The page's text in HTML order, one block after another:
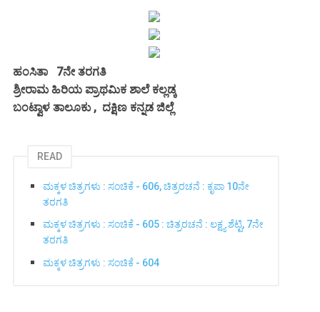
ಹಂಸಿತಾ 7ನೇ ತರಗತಿ
ಶ್ರೀರಾಮ ಹಿರಿಯ ಪ್ರಾಥಮಿಕ ಶಾಲೆ ಕಲ್ಲಡ್ಕ
ಬಂಟ್ವಾಳ ತಾಲೂಕು , ದಕ್ಷಿಣ ಕನ್ನಡ ಜಿಲ್ಲೆ
READ
ಮಕ್ಕಳ ಚಿತ್ರಗಳು : ಸಂಚಿಕೆ - 606, ಚಿತ್ರರಚನೆ : ಕೃಪಾ 10ನೇ
ತರಗತಿ
ಮಕ್ಕಳ ಚಿತ್ರಗಳು : ಸಂಚಿಕೆ - 605 : ಚಿತ್ರರಚನೆ : ಲಕ್ಷ್ಯ ಶೆಟ್ಟಿ, 7ನೇ
ತರಗತಿ
ಮಕ್ಕಳ ಚಿತ್ರಗಳು : ಸಂಚಿಕೆ - 604